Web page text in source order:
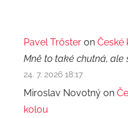
Pavel Trőster on České
Mně to také chutná, ale
24. 7. 2026 18:17
Miroslav Novotný on
kolou